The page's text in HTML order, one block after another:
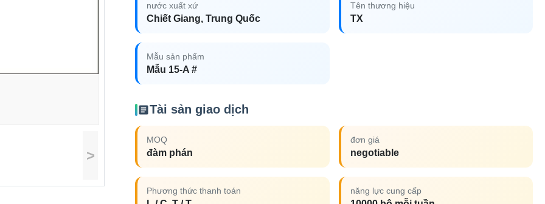
>
nước xuất xứ
Chiết Giang, Trung Quốc
Tên thương hiệu
TX
Mẫu sản phẩm
Mẫu 15-A #
Tài sản giao dịch
MOQ
đàm phán
đơn giá
negotiable
Phương thức thanh toán năng lực cung cấp